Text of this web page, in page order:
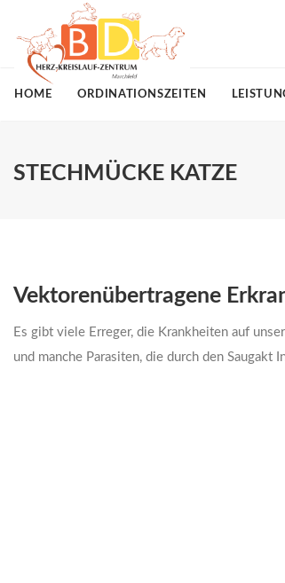
HOME ORDINATIONSZEITEN
STECHMÜCKE KATZE
Vektorenübertragene
Es gibt viele Erreger, die Krankheiten auf
und manche Parasiten, die durch den Saugakt